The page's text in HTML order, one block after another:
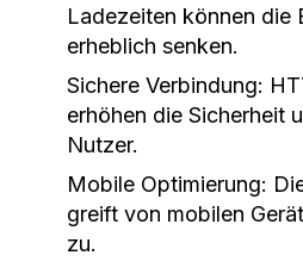
Ladezeiten können die
erheblich senken.
Sichere Verbindung:
erhöhen die Sicherheit
Nutzer.
Mobile Optimierung:
greift von mobilen
zu.